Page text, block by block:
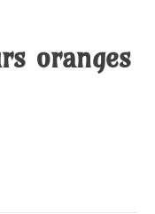
oranges